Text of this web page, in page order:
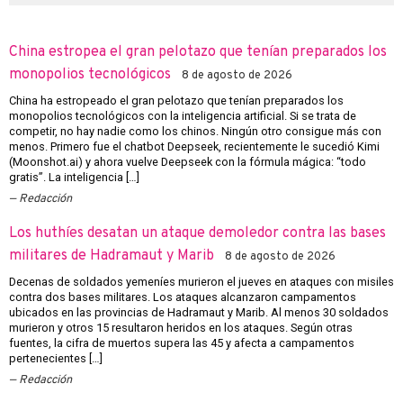
China estropea el gran pelotazo que tenían preparados los
monopolios tecnológicos
8 de agosto de 2026
China ha estropeado el gran pelotazo que tenían preparados los
monopolios tecnológicos con la inteligencia artificial. Si se trata de
competir, no hay nadie como los chinos. Ningún otro consigue más con
menos. Primero fue el chatbot Deepseek, recientemente le sucedió Kimi
(Moonshot.ai) y ahora vuelve Deepseek con la fórmula mágica: “todo
gratis”. La inteligencia […]
Redacción
Los huthíes desatan un ataque demoledor contra las bases
militares de Hadramaut y Marib
8 de agosto de 2026
Decenas de soldados yemeníes murieron el jueves en ataques con misiles
contra dos bases militares. Los ataques alcanzaron campamentos
ubicados en las provincias de Hadramaut y Marib. Al menos 30 soldados
murieron y otros 15 resultaron heridos en los ataques. Según otras
fuentes, la cifra de muertos supera las 45 y afecta a campamentos
pertenecientes […]
Redacción